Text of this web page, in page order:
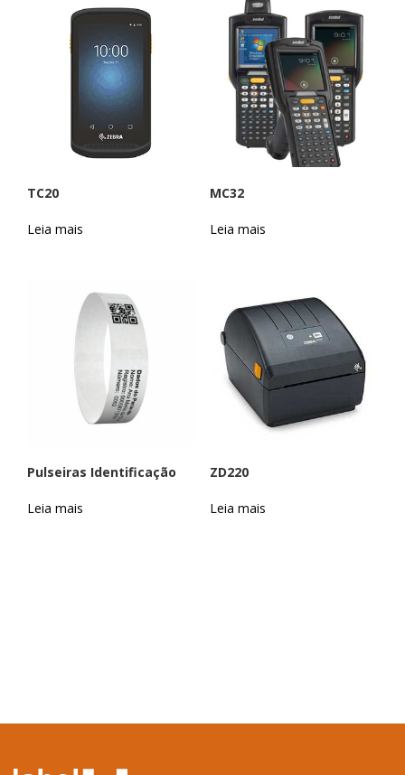
TC20
Leia mais
MC32
Leia mais
Pulseiras Identificação
Leia mais
ZD220
Leia mais